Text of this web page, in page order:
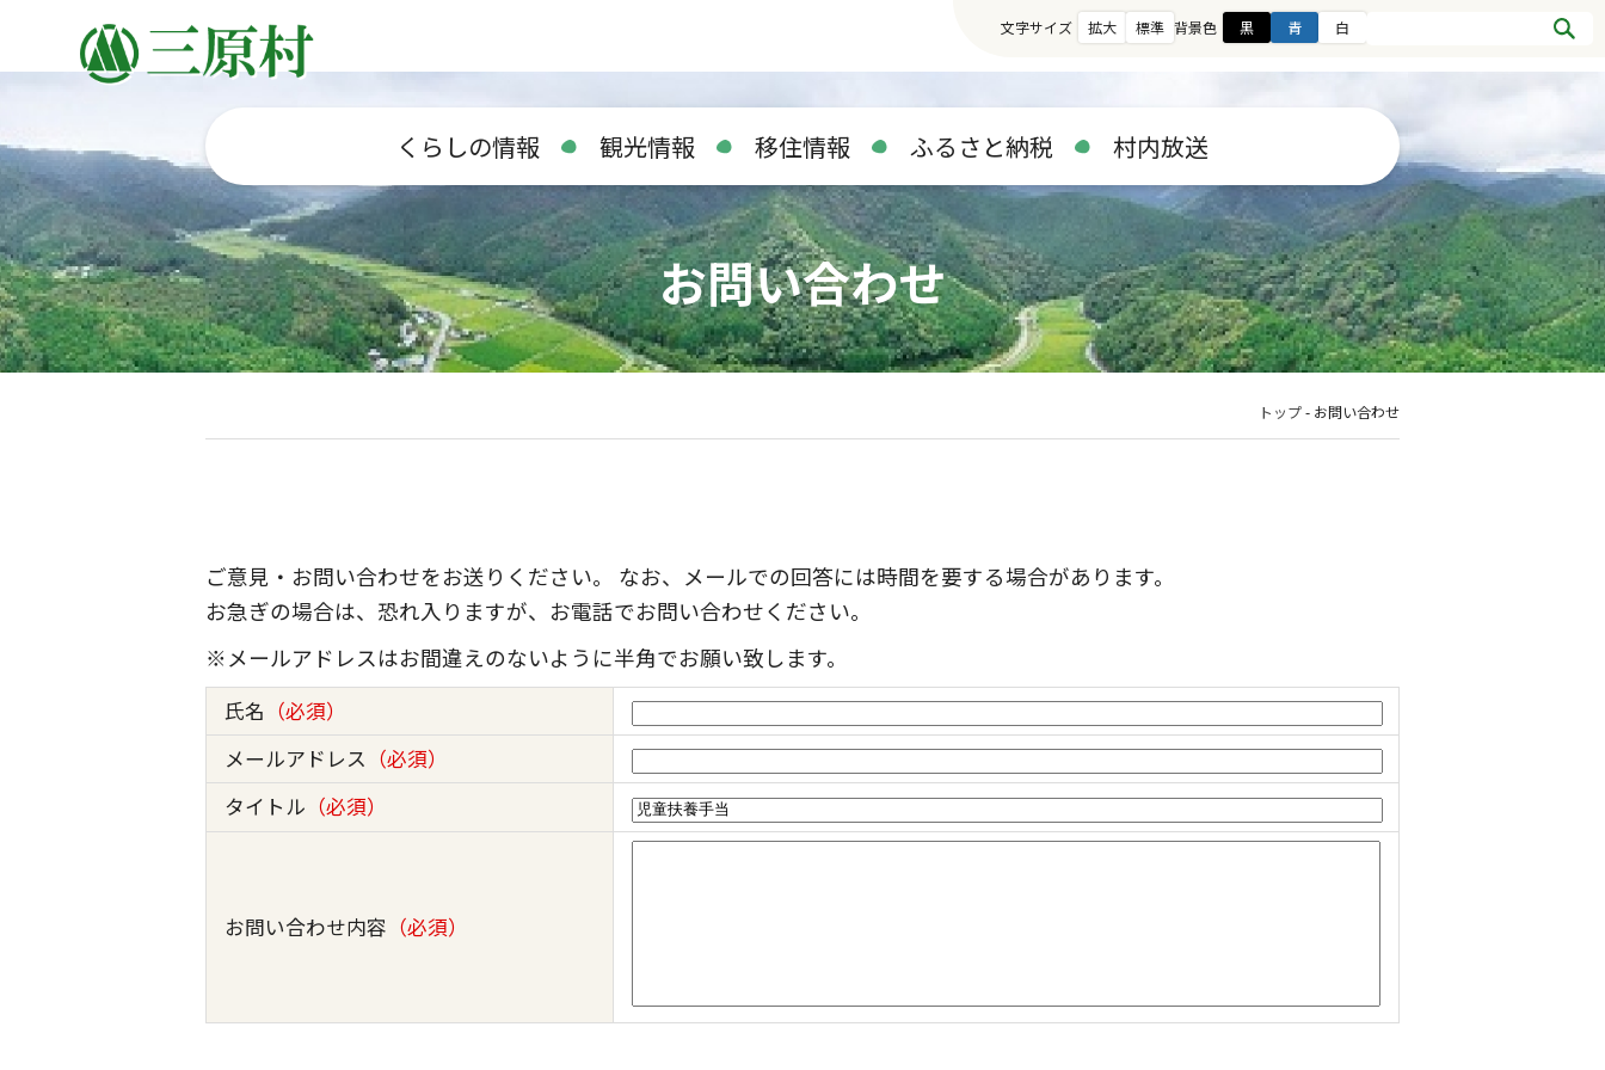
文字サイズ 拡大 標準 背景色 黒 青 白
くらしの情報 観光情報 移住情報 ふるさと納税 村内放送
お問い合わせ
トップ- お問い合わせ
ご意見・お問い合わせをお送りください。 なお、メールでの回答には時間を要する場合があります。
お急ぎの場合は、恐れ入りますが、お電話でお問い合わせください。
※メールアドレスはお間違えのないように半角でお願い致します。
氏名 （必須）
メールアドレス （必須）
タイトル （必須）
お問い合わせ内容 （必須）